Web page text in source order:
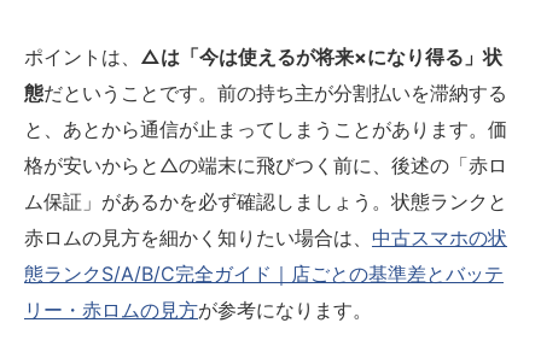
ポイントは、 △は「今は使えるが将来×になり得る」状
態だということです。前の持ち主が分割払いを滞納する
と、あとから通信が止まってしまうことがあります。価
格が安いからと△の端末に飛びつく前に、後述の「赤ロ
ム保証」があるかを必ず確認しましょう。状態ランクと
赤ロムの見方を細かく知りたい場合は、 中古スマホの状
態ランクS/A/B/C完全ガイド｜店ごとの基準差とバッテ
リー・赤ロムの見方が参考になります。